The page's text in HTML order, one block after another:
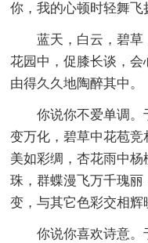
你，我的心顿时轻舞飞
蓝天，白云，碧草
花园中，促膝长谈，
由得久久地陶醉其中。
你说你不爱单调
变万化，碧草中花苞
美如彩绸，杏花雨中
珠，群蝶漫飞万千瑰
变，与其它色彩交相辉
你说你喜欢诗意。